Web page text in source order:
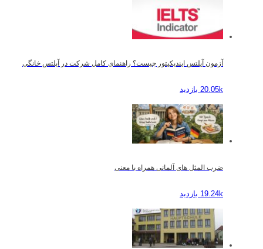
آزمون آیلتس ایندیکیتور چیست؟ راهنمای کامل شرکت در آیلتس خانگی
20.05k بازدید
ضرب المثل های آلمانی همراه با معنی
19.24k بازدید